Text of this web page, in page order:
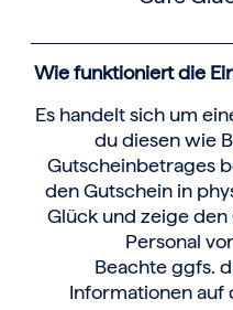
Wie funktioniert die
Es handelt sich um
du diesen wie
Gutscheinbetrages
den Gutschein in
Glück und zeige
Personal
Beachte ggfs.
Informationen auf